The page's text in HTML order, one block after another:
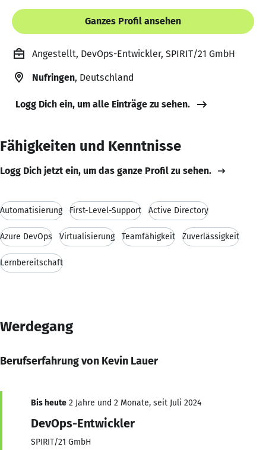
Ganzes Profil ansehen
Angestellt, DevOps-Entwickler, SPIRIT/21 GmbH
Nufringen, Deutschland
Logg Dich ein, um alle Einträge zu sehen.
Fähigkeiten und Kenntnisse
Logg Dich jetzt ein, um das ganze Profil zu sehen.
Automatisierung First-Level-Support Active Directory
Azure DevOps Virtualisierung Teamfähigkeit Zuverlässigkeit
Lernbereitschaft
Werdegang
Berufserfahrung von Kevin Lauer
Bis heute 2 Jahre und 2 Monate, seit Juli 2024
DevOps-Entwickler
SPIRIT/21 GmbH